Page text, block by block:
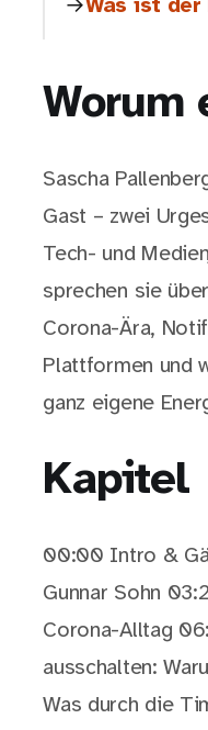
Was ist der
Worum
Sascha
Gast – zwei
Tech- und
sprechen sie
Corona-Ära,
Plattformen und
ganz eigene
Kapitel
00:00 Intro &
Gunnar Sohn
Corona-Alltag
ausschalten:
Was durch die